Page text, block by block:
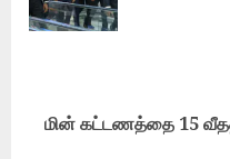
Next
மின் கட்டணத்தை 15